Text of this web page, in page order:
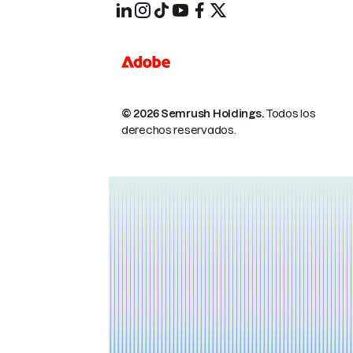
© 2026 Semrush Holdings.Todos los
derechos reservados.